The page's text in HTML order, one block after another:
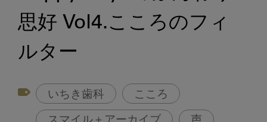
思好 Vol4.こころのフィ
ルター
いちき歯科 こころ